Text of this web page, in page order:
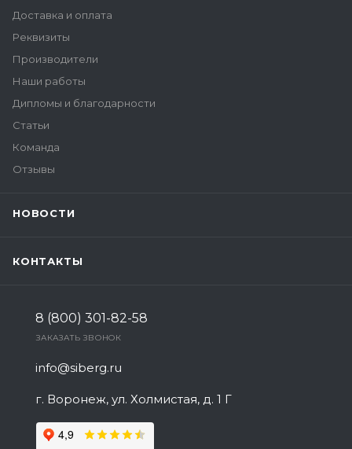
Доставка и оплата
Реквизиты
Производители
Наши работы
Дипломы и благодарности
Статьи
Команда
Отзывы
НОВОСТИ
КОНТАКТЫ
8 (800) 301-82-58
ЗАКАЗАТЬ ЗВОНОК
info@siberg.ru
г. Воронеж, ул. Холмистая, д. 1 Г